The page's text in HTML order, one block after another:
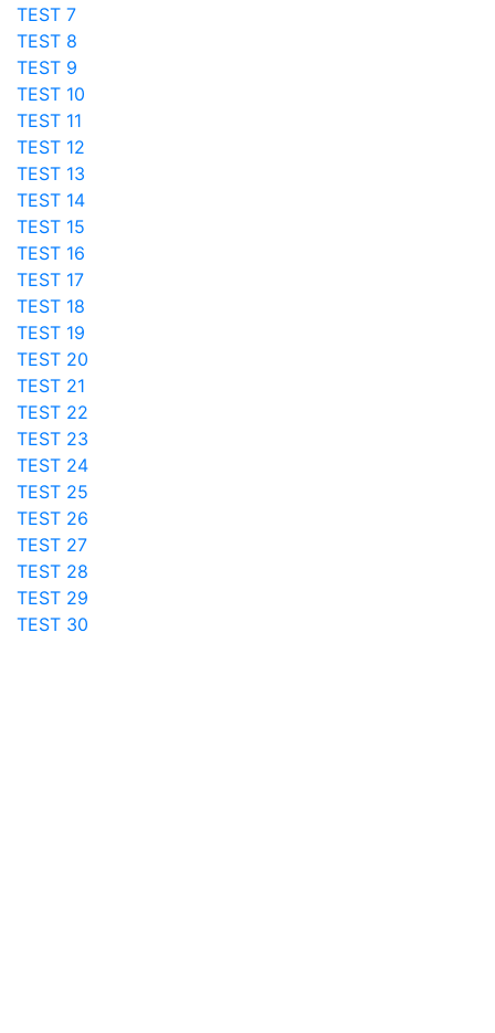
TEST 7
TEST 8
TEST 9
TEST 10
TEST 11
TEST 12
TEST 13
TEST 14
TEST 15
TEST 16
TEST 17
TEST 18
TEST 19
TEST 20
TEST 21
TEST 22
TEST 23
TEST 24
TEST 25
TEST 26
TEST 27
TEST 28
TEST 29
TEST 30